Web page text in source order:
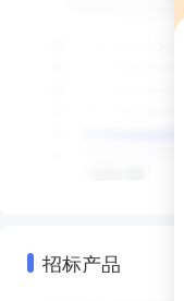
招标产品